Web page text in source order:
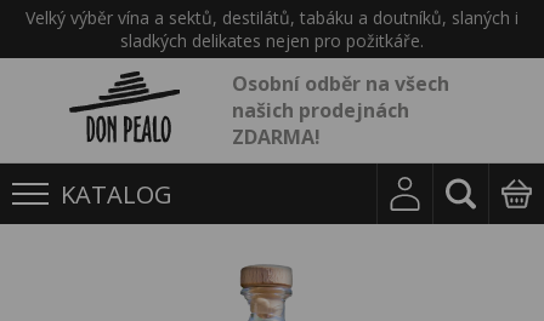
Velký výběr vína a sektů, destilátů, tabáku a doutníků, slaných i
sladkých delikates nejen pro požitkáře.
Osobní odběr na všech
našich prodejnách
ZDARMA!
KATALOG